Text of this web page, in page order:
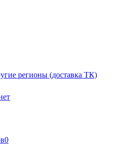
регионы (доставка ТК)
0